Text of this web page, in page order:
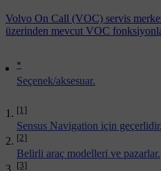
*
Seçenek/aksesuar.
[1]
Sensus Navigation için geçerlidir.
[2]
Belirli araç modelleri ve pazarlar.
[3]
Volvo On Call (VOC) servis
üzerinden mevcut VOC